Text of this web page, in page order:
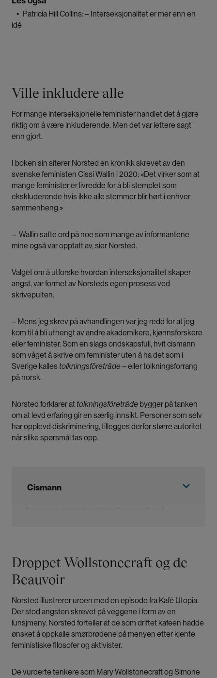
▪ Patricia Hill Collins: – Interseksjonalitet er mer enn en
idé
Ville inkludere alle
For mange interseksjonelle feminister handlet det å gjøre
riktig om å være inkluderende. Men det var lettere sagt
enn gjort.
I boken sin siterer Norsted en kronikk skrevet av den
svenske feministen Cissi Wallin i 2020: «Det virker som at
mange feminister er livredde for å bli stemplet som
ekskluderende hvis ikke alle stemmer blir hørt i enhver
sammenheng.»
– Wallin satte ord på noe som mange av informantene
mine også var opptatt av, sier Norsted.
Valget om å utforske hvordan interseksjonalitet skaper
angst, var formet av Norsteds egen prosess ved
skrivepulten.
– Mens jeg skrev på avhandlingen var jeg redd for at jeg
kom til å bli uthengt av andre akademikere, kjønnsforskere
eller feminister. Som en slags ondskapsfull, hvit cismann
som våget å skrive om feminister uten å ha det som i
Sverige kalles tolkningsföreträde– eller tolkningsforrang
på norsk.
Norsted forklarer at tolkningsföreträde bygger på tanken
om at levd erfaring gir en særlig innsikt. Personer som selv
har opplevd diskriminering, tillegges derfor større autoritet
når slike spørsmål tas opp.
Cismann
Droppet Wollstonecraft og de
Beauvoir
Norsted illustrerer uroen med en episode fra Kafé Utopia.
Der stod angsten skrevet på veggene i form av en
lunsjmeny. Norsted forteller at de som driftet kafeen hadde
ønsket å oppkalle smørbrødene på menyen etter kjente
feministiske filosofer og aktivister.
De vurderte tenkere som Mary Wollstonecraft og Simone